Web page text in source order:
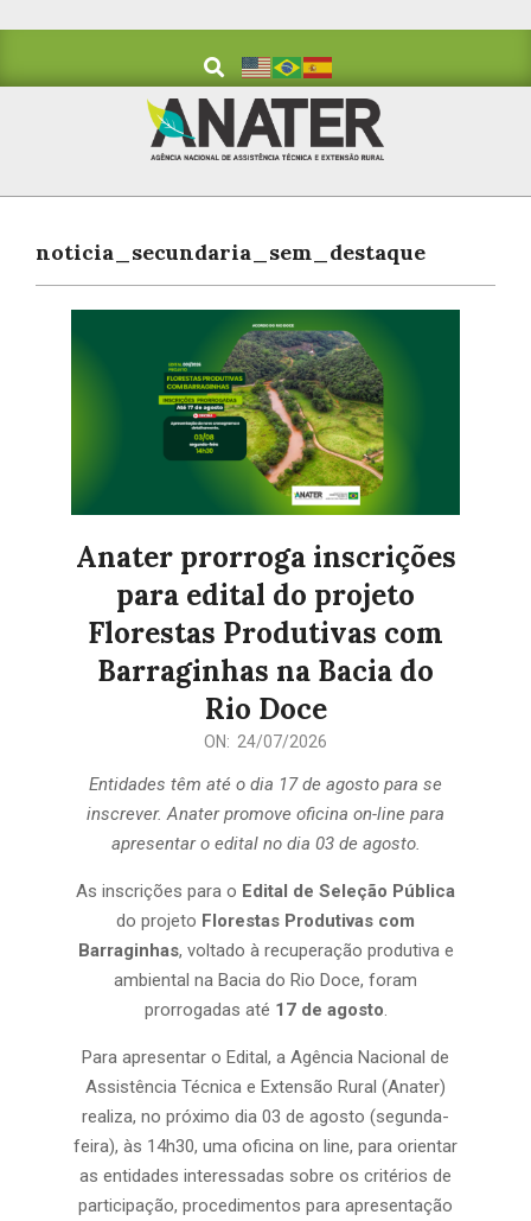
Search
Primary
Menunoticia_secundaria_sem_destaque
Anater prorroga inscrições
para edital do projeto
Florestas Produtivas com
Barraginhas na Bacia do
Rio Doce
ON: 24/07/2026
Entidades têm até o dia 17 de agosto para se
inscrever. Anater promove oficina on-line para
apresentar o edital no dia 03 de agosto.
As inscrições para o Edital de Seleção Pública
do projeto Florestas Produtivas com
Barraginhas, voltado à recuperação produtiva e
ambiental na Bacia do Rio Doce, foram
prorrogadas até 17 de agosto
Para apresentar o Edital, a Agência Nacional de
Assistência Técnica e Extensão Rural (Anater)
realiza, no próximo dia 03 de agosto (segunda-
feira), às 14h30, uma oficina on line, para orientar
as entidades interessadas sobre os critérios de
participação, procedimentos para apresentação